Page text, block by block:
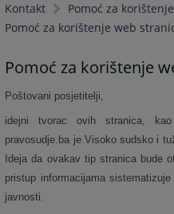
Kontakt
Pomoć za
Pomoć za korištenje web
Pomoć za korištenje
Poštovani posjetitelji,
idejni tvorac ovih stranica,
pravosudje.ba je Visoko sudsko i
Ideja da ovakav tip stranica bude
pristup informacijama
javnosti.